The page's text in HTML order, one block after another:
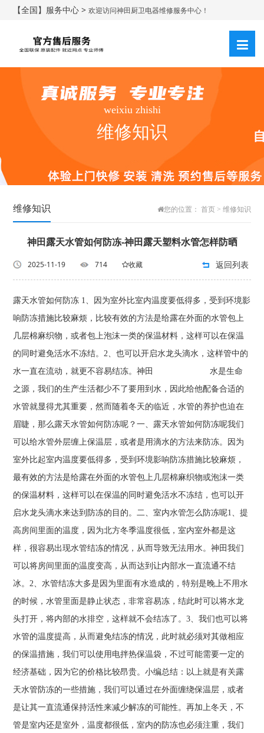
【全国】服务中心 >欢迎访问神田厨卫电器维修服务中心！
weixiu zhishi
维修知识
维修知识 您的位置： 首页> 维修知识
神田露天水管如何防冻-神田露天塑料水管怎样防晒
2025-11-19 714 收藏 返回列表
露天水管如何防冻 1、因为室外比室内温度要低得多，受到环境影
响防冻措施比较麻烦，比较有效的方法是给露在外面的水管包上
几层棉麻织物，或者包上泡沫一类的保温材料，这样可以在保温
的同时避免活水不冻结。2、也可以开启水龙头滴水，这样管中的
水一直在流动，就更不容易结冻。神田 水是生命
之源，我们的生产生活都少不了要用到水，因此给他配备合适的
水管就显得尤其重要，然而随着冬天的临近，水管的养护也迫在
眉睫，那么露天水管如何防冻呢？一、露天水管如何防冻呢我们
可以给水管外层缠上保温层，或者是用滴水的方法来防冻。因为
室外比起室内温度要低得多，受到环境影响防冻措施比较麻烦，
最有效的方法是给露在外面的水管包上几层棉麻织物或泡沫一类
的保温材料，这样可以在保温的同时避免活水不冻结，也可以开
启水龙头滴水来达到防冻的目的。二、室内水管怎么防冻呢1、提
高房间里面的温度，因为北方冬季温度很低，室内室外都是这
样，很容易出现水管结冻的情况，从而导致无法用水。神田我们
可以将房间里面的温度变高，从而达到让内部水一直流通不结
冰。2、水管结冻大多是因为里面有水造成的，特别是晚上不用水
的时候，水管里面是静止状态，非常容易冻，结此时可以将水龙
头打开，将内部的水排空，这样就不会结冻了。3、我们也可以将
水管的温度提高，从而避免结冻的情况，此时就必须对其做相应
的保温措施，我们可以使用电拌热保温袋，不过可能需要一定的
经济基础，因为它的价格比较昂贵。小编总结：以上就是有关露
天水管防冻的一些措施，我们可以通过在外面缠绕保温层，或者
是让其一直流通保持活性来减少解冻的可能性。再加上冬天，不
管是室内还是室外，温度都很低，室内的防冻也必须注重，我们